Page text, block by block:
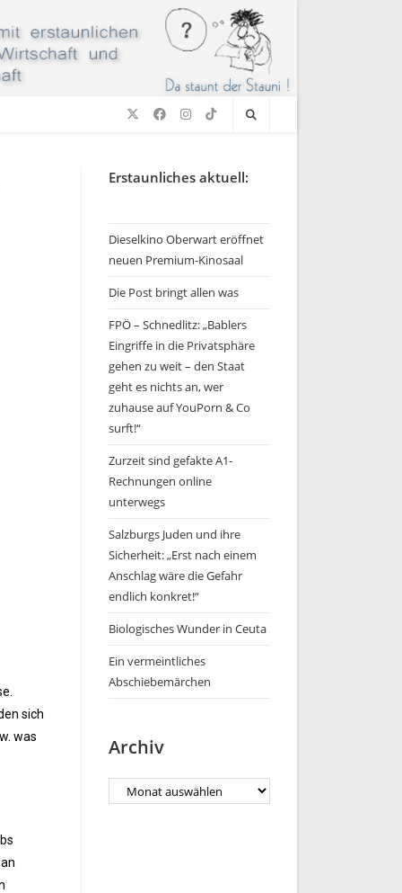
sich
was
Erstaunliches aktuell:
Dieselkino Oberwart eröffnet
neuen Premium-Kinosaal
Die Post bringt allen was
FPÖ – Schnedlitz: „Bablers
Eingriffe in die Privatsphäre
gehen zu weit – den Staat
geht es nichts an, wer
zuhause auf YouPorn & Co
surft!“
Zurzeit sind gefakte A1-
Rechnungen online
unterwegs
Salzburgs Juden und ihre
Sicherheit: „Erst nach einem
Anschlag wäre die Gefahr
endlich konkret!“
Biologisches Wunder in Ceuta
Ein vermeintliches
Abschiebemärchen
Archiv